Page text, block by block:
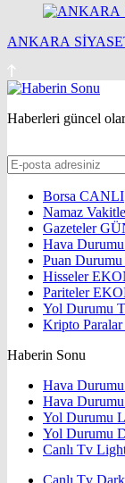
ANKARA
Haberleri güncel
Borsa CANLI
Namaz
Gazeteler
Hava Durumu
Puan Durumu
Hisseler
Pariteler
Yol Durumu
Kripto Paralar
Haberin Sonu
Hava
Hava
Yol Durumu
Yol Durumu
Canlı Tv